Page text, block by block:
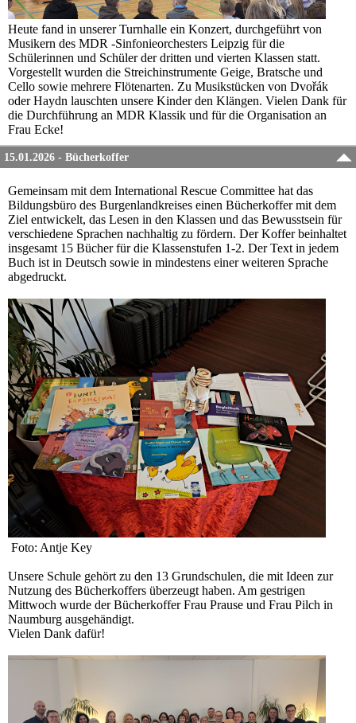
Heute fand in unserer Turnhalle ein Konzert, durchgeführt von
Musikern des MDR -Sinfonieorchesters Leipzig für die
Schülerinnen und Schüler der dritten und vierten Klassen statt.
Vorgestellt wurden die Streichinstrumente Geige, Bratsche und
Cello sowie mehrere Flötenarten. Zu Musikstücken von Dvořák
oder Haydn lauschten unsere Kinder den Klängen. Vielen Dank für
die Durchführung an MDR Klassik und für die Organisation an
Frau Ecke!
15.01.2026 - Bücherkoffer
Gemeinsam mit dem International Rescue Committee hat das
Bildungsbüro des Burgenlandkreises einen Bücherkoffermit dem
Ziel entwickelt, das Lesen in den Klassen und das Bewusstsein für
verschiedene Sprachen nachhaltig zu fördern. Der Koffer beinhaltet
insgesamt 15 Bücher für die Klassenstufen 1-2. Der Text in jedem
Buch ist in Deutsch sowie in mindestens einer weiteren Sprache
abgedruckt.
Foto: Antje Key
Unsere Schule gehört zu den 13 Grundschulen, die mit Ideen zur
Nutzung des Bücherkoffers überzeugt haben. Am gestrigen
Mittwoch wurde der Bücherkoffer Frau Prause und Frau Pilch in
Naumburg ausgehändigt.
Vielen Dank dafür!